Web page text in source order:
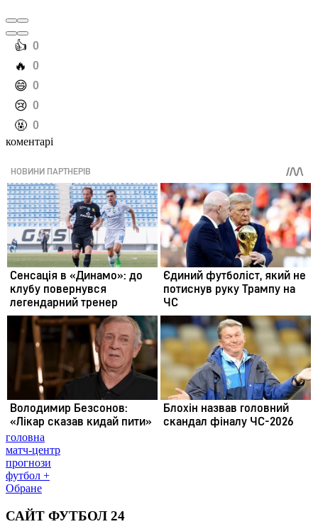
️👍 0
️🔥 0
️😄 0
️😢 0
️🤬 0
коментарі
головна
матч-центр
прогнози
футбол +
Обране
САЙТ ФУТБОЛ 24